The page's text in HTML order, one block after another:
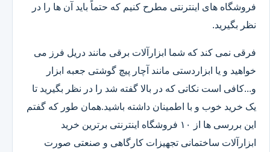
فروشگاه های اینترنتی مطرح کنیم که حتماً باید آن ها را در
نظر بگیرید.
فرقی نمی کند که شما ابزارآلات برقی مانند دریل فرز می
خواهید و یا ابزاردستی مانند آچار پیچ گوشتی جعبه ابزار
و...کافی است نکاتی که در بالا گفته شد را در نظر بگیرید تا
یک خرید خوب و با اطمینان داشته باشید.همان طور که گفتم
این بررسی ها از ۱۰ فروشگاه اینترنتی برترین خرید
ابزارآلات ساختمانی تجهیزات کارگاهی و صنعتی صورت